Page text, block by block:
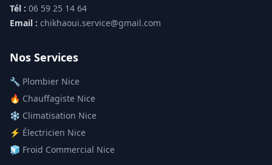
Tél : 06 59 25 14 64
Email : chikhaoui.service@gmail.com
Nos Services
🔧 Plombier Nice
🔥 Chauffagiste Nice
❄️ Climatisation Nice
⚡ Électricien Nice
🧊 Froid Commercial Nice